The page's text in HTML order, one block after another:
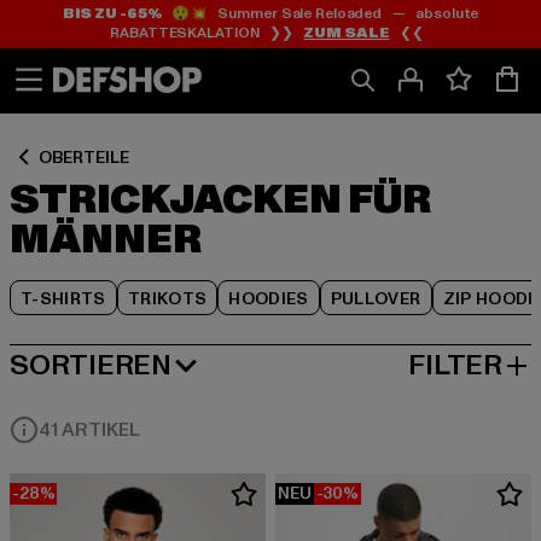
Zum
Inhalt
springen
Zum
Fußzeile
springen
BIS ZU -65%😲💥 Summer Sale Reloaded — absolute
RABATTESKALATION ❯❯ ZUM SALE ❮❮
OBERTEILE
STRICKJACKEN FÜR
MÄNNER
T-SHIRTS TRIKOTS HOODIES PULLOVER ZIP
Zum
Produktraster
springen
SORTIEREN
BELIEBTESTE FILTER
41 ARTIKEL
-28% NEU -30%